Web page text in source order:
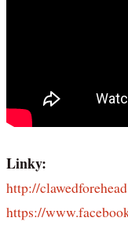
Linky:
http://
https://